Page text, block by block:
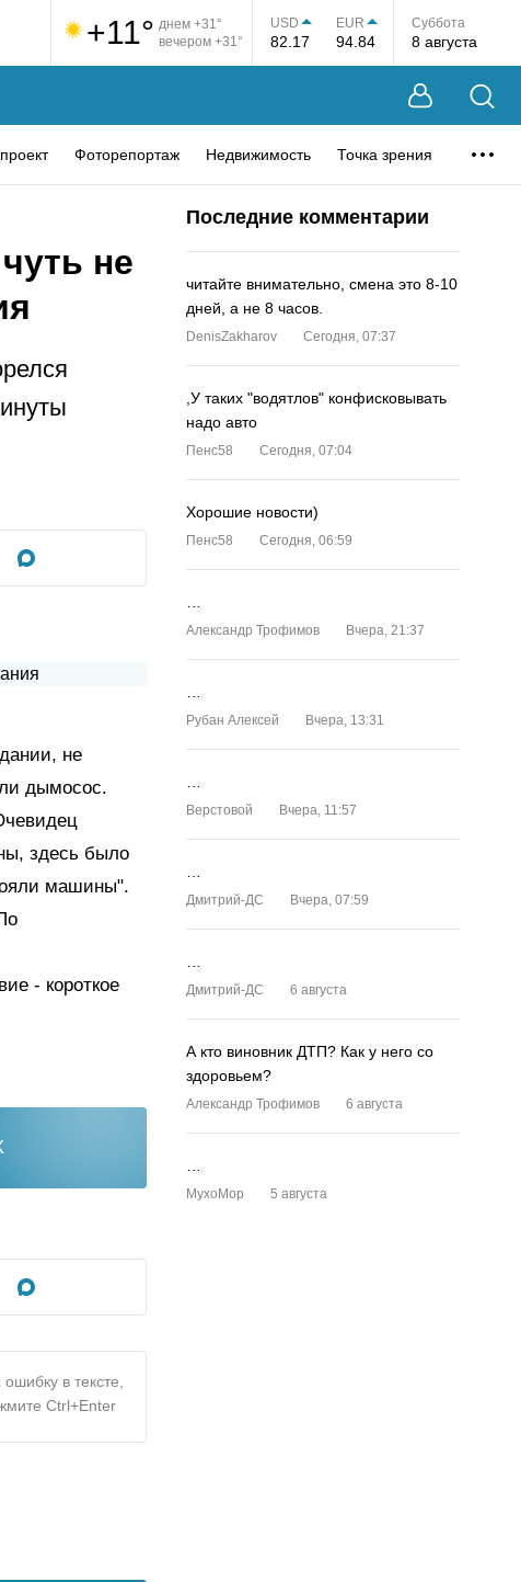
+11° днем +31°
вечером +31°
USD
82.17
EUR
94.84
Суббота
8 августа
Фоторепортаж Недвижимость Точка зрения
не
не
дымосос.
здесь было
машины".
- короткое
в тексте,
Ctrl+Enter
Последние комментарии
читайте внимательно, смена это 8-10
дней, а не 8 часов.
DenisZakharov Сегодня, 07:37
,У таких "водятлов" конфисковывать
надо авто
Пенс58 Сегодня, 07:04
Хорошие новости)
Пенс58 Сегодня, 06:59
Александр Трофимов Вчера, 21:37
Рубан Алексей Вчера, 13:31
Верстовой Вчера, 11:57
Дмитрий-ДС Вчера, 07:59
Дмитрий-ДС 6 августа
А кто виновник ДТП? Как у него со
здоровьем?
Александр Трофимов 6 августа
MyxoMop 5 августа